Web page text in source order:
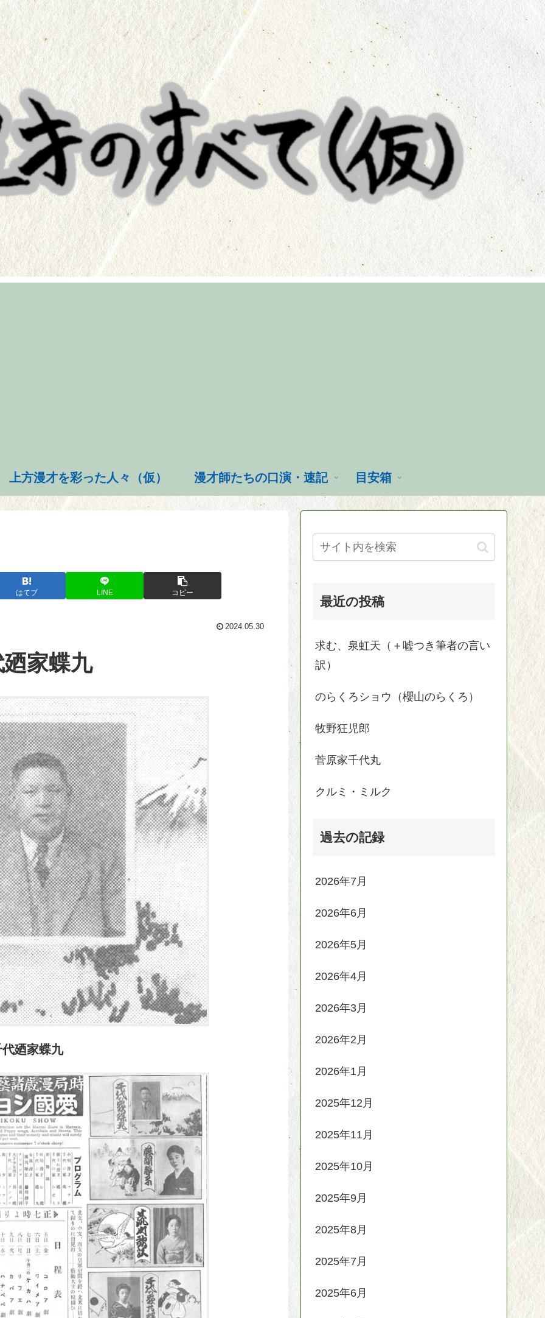
上方漫才を彩った人々（仮） 漫才師たちの口演・速記 目安箱
はてブ LINE コピー
2024.05.30
廼家蝶九
代廼家蝶九
最近の投稿
求む、泉虹天（＋嘘つき筆者の言い
訳）
のらくろショウ（櫻山のらくろ）
牧野狂児郎
菅原家千代丸
クルミ・ミルク
過去の記録
2026年7月
2026年6月
2026年5月
2026年4月
2026年3月
2026年2月
2026年1月
2025年12月
2025年11月
2025年10月
2025年9月
2025年8月
2025年7月
2025年6月